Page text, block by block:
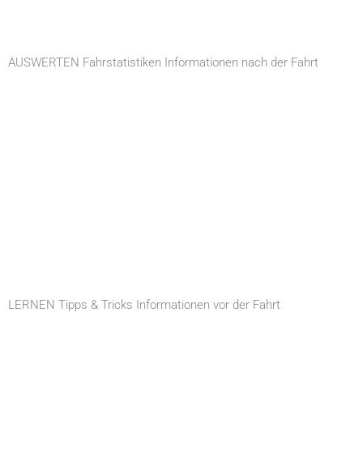
AUSWERTEN Fahrstatistiken Informationen nach der Fahrt
LERNEN Tipps & Tricks Informationen vor der Fahrt